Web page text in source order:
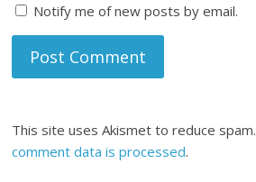
Notify me of new posts by email.
This site uses Akismet to reduce spam.
comment data is processed.